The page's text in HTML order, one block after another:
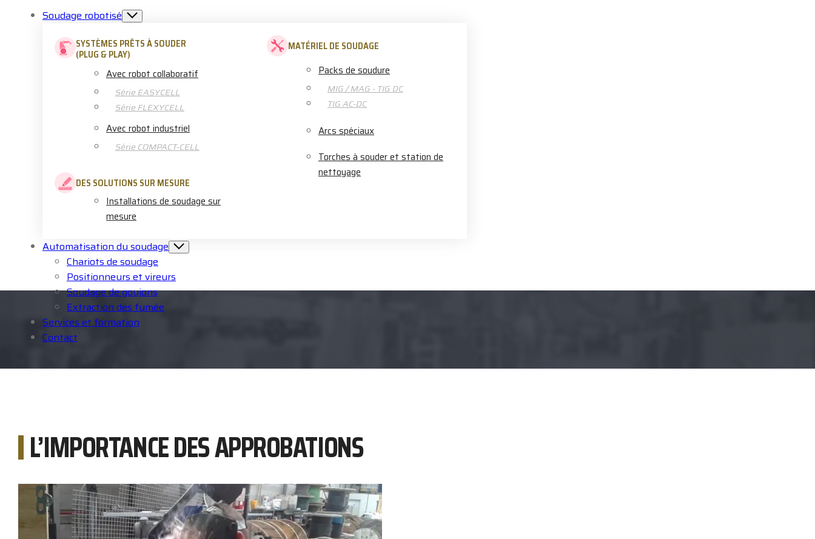
Soudage robotisé
SYSTÈMES PRÊTS À SOUDER
(PLUG & PLAY)
Avec robot collaboratif
Série EASYCELL
Série FLEXYCELL
Avec robot industriel
Série COMPACT-CELL
DES SOLUTIONS SUR MESURE
Installations de soudage sur
mesure
MATÉRIEL DE SOUDAGE
Packs de soudure
MIG / MAG - TIG DC
TIG AC-DC
Arcs spéciaux
Torches à souder et station de
nettoyage
Automatisation du soudage
Chariots de soudage
Positionneurs et vireurs
Soudage de goujons
Extraction des fumée
Services et formation
Contact
L’IMPORTANCE DES APPROBATIONS